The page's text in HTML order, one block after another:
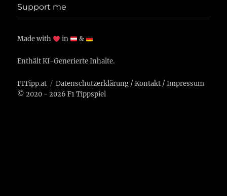
Support me
Made with in &
Enthält KI-Generierte Inhalte.
F1Tipp.at Datenschutzerklärung /Kontakt /Impressum
© 2020 - 2026 F1 Tippspiel